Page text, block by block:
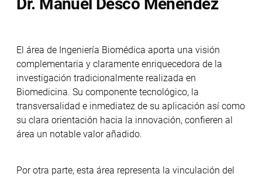
Dr. Manuel Desco Menéndez
El área de Ingeniería Biomédica aporta una visión
complementaria y claramente enriquecedora de la
investigación tradicionalmente realizada en
Biomedicina. Su componente tecnológico, la
transversalidad e inmediatez de su aplicación así como
su clara orientación hacia la innovación, confieren al
área un notable valor añadido.
Por otra parte, esta área representa la vinculación del